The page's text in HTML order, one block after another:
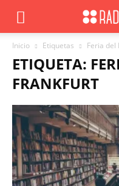
Inicio Etiquetas Feria del
ETIQUETA:
FRANKFURT